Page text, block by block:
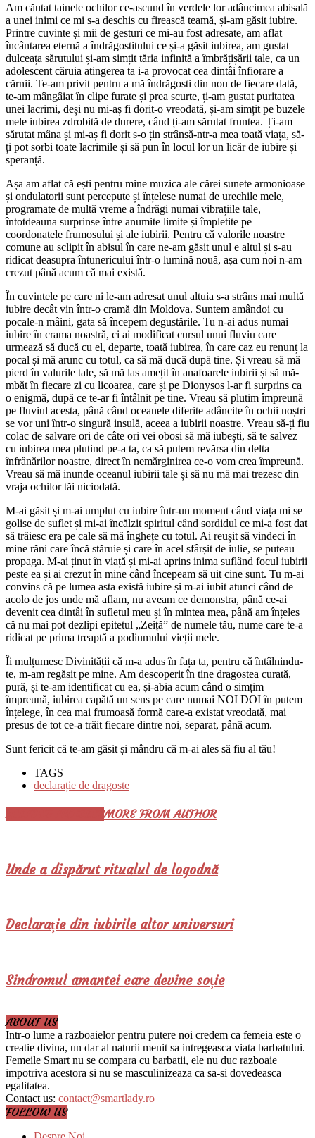
Am căutat tainele ochilor ce-ascund în verdele lor adâncimea abisală
a unei inimi ce mi s-a deschis cu firească teamă, și-am găsit iubire.
Printre cuvinte și mii de gesturi ce mi-au fost adresate, am aflat
încântarea eternă a îndrăgostitului ce și-a găsit iubirea, am gustat
dulceața sărutului și-am simțit tăria infinită a îmbrățișării tale, ca un
adolescent căruia atingerea ta i-a provocat cea dintâi înfiorare a
cărnii. Te-am privit pentru a mă îndrăgosti din nou de fiecare dată,
te-am mângâiat în clipe furate și prea scurte, ți-am gustat puritatea
unei lacrimi, deși nu mi-aș fi dorit-o vreodată, și-am simțit pe buzele
mele iubirea zdrobită de durere, când ți-am sărutat fruntea. Ți-am
sărutat mâna și mi-aș fi dorit s-o țin strânsă-ntr-a mea toată viața, să-
ți pot sorbi toate lacrimile și să pun în locul lor un licăr de iubire și
speranță.
Așa am aflat că ești pentru mine muzica ale cărei sunete armonioase
și ondulatorii sunt percepute și înțelese numai de urechile mele,
programate de multă vreme a îndrăgi numai vibrațiile tale,
întotdeauna surprinse între anumite limite și împletite pe
coordonatele frumosului și ale iubirii. Pentru că valorile noastre
comune au sclipit în abisul în care ne-am găsit unul e altul și s-au
ridicat deasupra întunericului într-o lumină nouă, așa cum noi n-am
crezut până acum că mai există.
În cuvintele pe care ni le-am adresat unul altuia s-a strâns mai multă
iubire decât vin într-o cramă din Moldova. Suntem amândoi cu
pocale-n mâini, gata să începem degustările. Tu n-ai adus numai
iubire în crama noastră, ci ai modificat cursul unui fluviu care
urmează să ducă cu el, departe, toată iubirea, în care caz eu renunț la
pocal și mă arunc cu totul, ca să mă ducă după tine. Și vreau să mă
pierd în valurile tale, să mă las amețit în anafoarele iubirii și să mă-
mbăt în fiecare zi cu licoarea, care și pe Dionysos l-ar fi surprins ca
o enigmă, după ce te-ar fi întâlnit pe tine. Vreau să plutim împreună
pe fluviul acesta, până când oceanele diferite adâncite în ochii noștri
se vor uni într-o singură insulă, aceea a iubirii noastre. Vreau să-ți fiu
colac de salvare ori de câte ori vei obosi să mă iubești, să te salvez
cu iubirea mea plutind pe-a ta, ca să putem revărsa din delta
înfrânărilor noastre, direct în nemărginirea ce-o vom crea împreună.
Vreau să mă inunde oceanul iubirii tale și să nu mă mai trezesc din
vraja ochilor tăi niciodată.
M-ai găsit și m-ai umplut cu iubire într-un moment când viața mi se
golise de suflet și mi-ai încălzit spiritul când sordidul ce mi-a fost dat
să trăiesc era pe cale să mă înghețe cu totul. Ai reușit să vindeci în
mine răni care încă stăruie și care în acel sfârșit de iulie, se puteau
propaga. M-ai ținut în viață și mi-ai aprins inima suflând focul iubirii
peste ea și ai crezut în mine când începeam să uit cine sunt. Tu m-ai
convins că pe lumea asta există iubire și m-ai iubit atunci când de
acolo de jos unde mă aflam, nu aveam ce demonstra, până ce-ai
devenit cea dintâi în sufletul meu și în mintea mea, până am înțeles
că nu mai pot dezlipi epitetul „Zeiță” de numele tău, nume care te-a
ridicat pe prima treaptă a podiumului vieții mele.
Îi mulțumesc Divinității că m-a adus în fața ta, pentru că întâlnindu-
te, m-am regăsit pe mine. Am descoperit în tine dragostea curată,
pură, și te-am identificat cu ea, și-abia acum când o simțim
împreună, iubirea capătă un sens pe care numai NOI DOI în putem
înțelege, în cea mai frumoasă formă care-a existat vreodată, mai
presus de tot ce-a trăit fiecare dintre noi, separat, până acum.
Sunt fericit că te-am găsit și mândru că m-ai ales să fiu al tău!
TAGS
declarație de dragoste
MORE FROM AUTHOR
Unde a dispărut ritualul de logodnă
Declarație din iubirile altor universuri
Sindromul amantei care devine soție
ABOUT US
Intr-o lume a razboaielor pentru putere noi credem ca femeia este o
creatie divina, un dar al naturii menit sa intregeasca viata barbatului.
Femeile Smart nu se compara cu barbatii, ele nu duc razboaie
impotriva acestora si nu se masculinizeaza ca sa-si dovedeasca
egalitatea.
Contact us: contact@smartlady.ro
FOLLOW US